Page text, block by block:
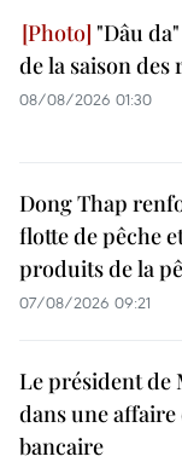
"Dâu
de la saison des
08/08/2026 01:30
Dong Thap
flotte de pêche
produits de la
07/08/2026 09:21
Le président
dans une
bancaire